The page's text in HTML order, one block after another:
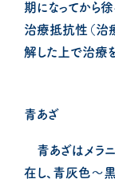
期になってから
治療抵抗性（治
解した上で治療を
青あざ
青あざはメラ
在し、青灰色～